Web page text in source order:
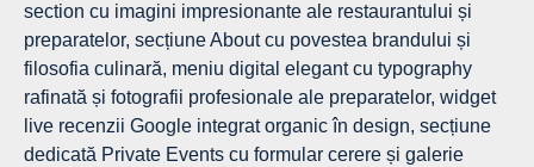
section cu imagini impresionante ale restaurantului și
preparatelor, secțiune About cu povestea brandului și
filosofia culinară, meniu digital elegant cu typography
rafinată și fotografii profesionale ale preparatelor, widget
live recenzii Google integrat organic în design, secțiune
dedicată Private Events cu formular cerere și galerie